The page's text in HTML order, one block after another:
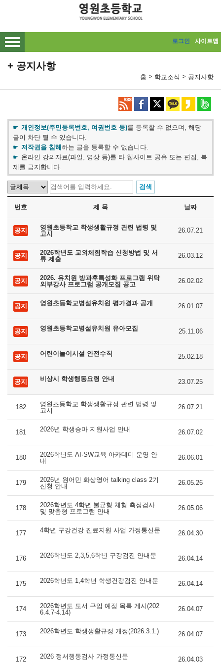
메인메뉴 바로가기
본문내용 바로가기
로그인 사이트맵
공지사항
홈 > 학교소식 > 공지사항
개인정보(주민등록번호, 여권번호 등)를 등록할 수 없으며, 해당
글이 차단 될 수 있습니다.
저작권을 침해하는 글을 등록할 수 없습니다.
온라인 강의자료(파일, 영상 등)를 타 웹사이트 공유 또는 편집, 복
제를 금지합니다.
번호 제 목 날짜
공지
영원초등학교 학생생활규정 관련 법령 및
고시
26.07.21
공지
2026학년도 교외체험학습 신청방법 및 서
류 제출
26.03.12
공지
2026. 유치원 방과후특성화 프로그램 위탁
외부강사 프로그램 공개모집 공고
26.02.02
공지 영원초등학교병설유치원 평가결과 공개 26.01.07
공지 영원초등학교병설유치원 유아모집 25.11.06
공지 어린이놀이시설 안전수칙 25.02.18
공지 비상시 학생행동요령 안내 23.07.25
182
영원초등학교 학생생활규정 관련 법령 및
고시
26.07.21
181 2026년 학생승마 지원사업 안내 26.07.02
180
2026학년도 AI·SW교육 아카데미 운영 안
내
26.06.01
179
2026년 원어민 화상영어 talking class 2기
신청 안내
26.05.26
178
2026학년도 4학년 불균형 체형 측정검사
및 맞춤형 프로그램 안내
26.05.06
177 4학년 구강건강 진료지원 사업 가정통신문 26.04.30
176 2026학년도 2,3,5,6학년 구강검진 안내문 26.04.14
175 2026학년도 1,4학년 학생건강검진 안내문 26.04.14
174
2026학년도 도서 구입 예정 목록 게시(202
6.4.7-4.14)
26.04.07
173 2026학년도 학생생활규정 개정(2026.3.1.) 26.04.07
172 2026 정서행동검사 가정통신문 26.04.03